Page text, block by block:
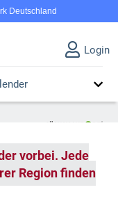
Deutschland
Login
vorbei. Jede
Region finden